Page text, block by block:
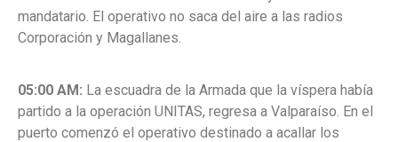
mandatario. El operativo no saca del aire a las radios
Corporación y Magallanes.
05:00 AM: La escuadra de la Armada que la víspera había
partido a la operación UNITAS, regresa a Valparaíso. En el
puerto comenzó el operativo destinado a acallar los